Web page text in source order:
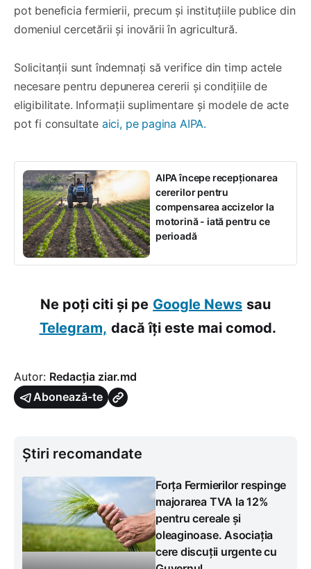
pot beneficia fermierii, precum și instituțiile publice din
domeniul cercetării și inovării în agricultură.
Solicitanții sunt îndemnați să verifice din timp actele
necesare pentru depunerea cererii și condițiile de
eligibilitate. Informații suplimentare și modele de acte
pot fi consultate aici, pe pagina AIPA.
AIPA începe recepționarea
cererilor pentru
compensarea accizelor la
motorină - iată pentru ce
perioadă
Ne poți citi și pe Google News sau
Telegram, dacă îți este mai comod.
Autor: Redacția ziar.md
Abonează-te
Știri recomandate
Forța Fermierilor respinge
majorarea TVA la 12%
pentru cereale și
oleaginoase. Asociația
cere discuții urgente cu